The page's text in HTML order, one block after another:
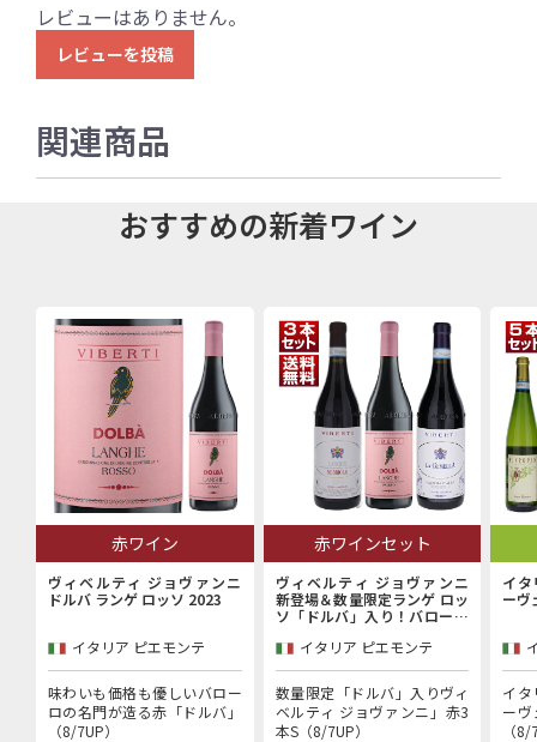
レビューはありません。
レビューを投稿
関連商品
おすすめの新着ワイン
赤ワイン
ヴィベルティ ジョヴァンニ
ドルバ ランゲ ロッソ 2023
イタリア ピエモンテ
味わいも価格も優しいバロー
ロの名門が造る赤「ドルバ」
（8/7UP）
赤ワインセット
ヴィベルティ ジョヴァンニ
新登場＆数量限定ランゲ ロッ
ソ「ドルバ」入り！バローロ
産者「ヴィベルティ ジョヴァ
ンニ」赤3本セット
イタリア ピエモンテ
数量限定「ドルバ」入りヴィ
ベルティ ジョヴァンニ」赤3
本S（8/7UP）
イタ
ーヴ
イタ
ー
（